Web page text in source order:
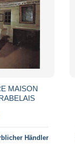
MAISON
Händler